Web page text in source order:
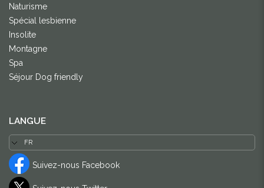
Naturisme
Spécial lesbienne
Insolite
Montagne
Spa
Séjour Dog friendly
LANGUE
Suivez-nous Facebook